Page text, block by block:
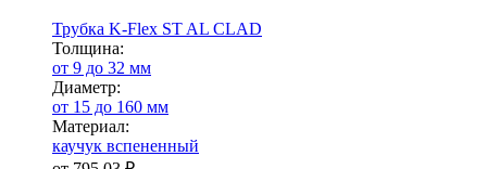
Трубка K-Flex ST AL CLAD
Тол­щи­на:
от 9 до 32 мм
Диаметр:
от 15 до 160 мм
Ма­­те­­ри­­ал:
каучук вспененный